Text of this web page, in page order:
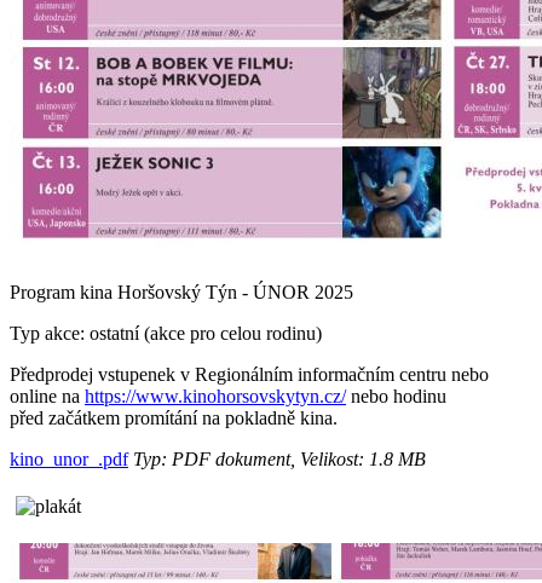
Program kina Horšovský Týn - ÚNOR 2025
Typ akce: ostatní (akce pro celou rodinu)
Předprodej vstupenek v Regionálním informačním centru nebo
online na https://www.kinohorsovskytyn.cz/nebo hodinu
před začátkem promítání na pokladně kina.
kino_unor_.pdfTyp: PDF dokument, Velikost: 1.8 MB